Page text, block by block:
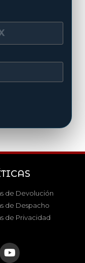
de Devolución
de Despacho
de Privacidad